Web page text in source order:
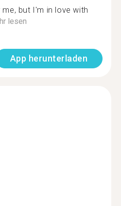
but I'm in love with
lesen
App herunterladen